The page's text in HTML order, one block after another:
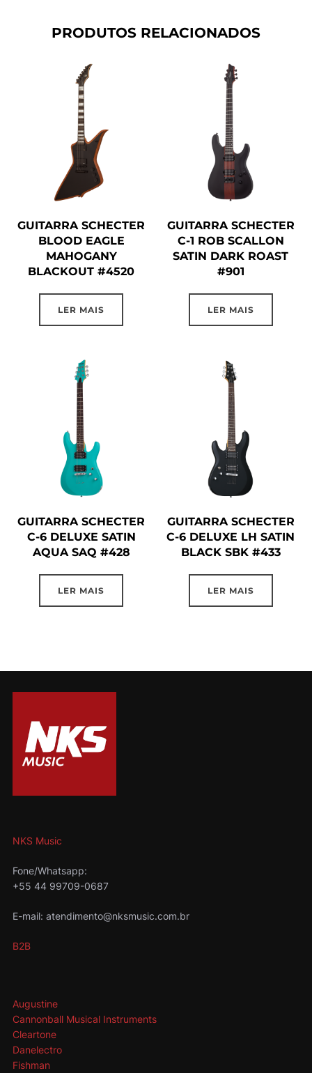
PRODUTOS RELACIONADOS
GUITARRA SCHECTER
BLOOD EAGLE
MAHOGANY
BLACKOUT #4520
LER MAIS
GUITARRA SCHECTER
C-1 ROB SCALLON
SATIN DARK ROAST
#901
LER MAIS
GUITARRA SCHECTER
C-6 DELUXE SATIN
AQUA SAQ #428
LER MAIS
GUITARRA SCHECTER
C-6 DELUXE LH SATIN
BLACK SBK #433
LER MAIS
NKS Music
Fone/Whatsapp:
+55 44 99709-0687
E-mail: atendimento@nksmusic.com.br
B2B
Augustine
Cannonball Musical Instruments
Cleartone
Danelectro
Fishman